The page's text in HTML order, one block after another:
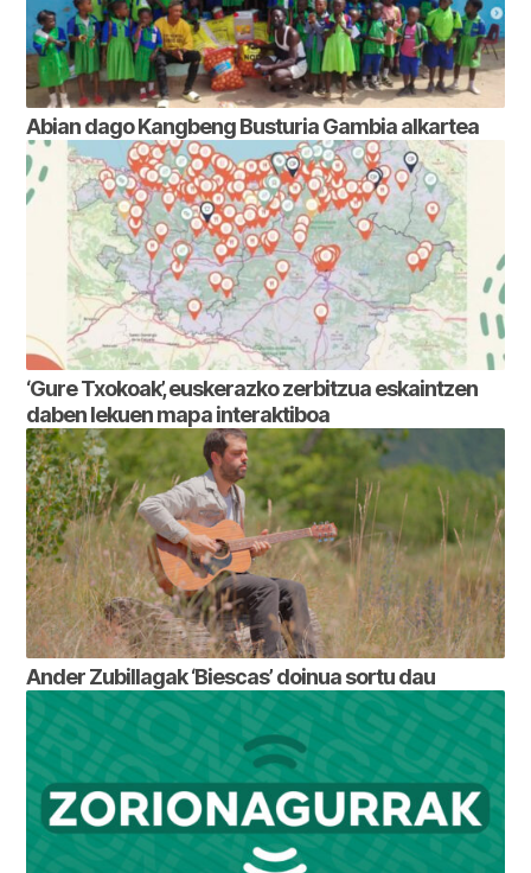
Abian dago Kangbeng Busturia Gambia alkartea
‘Gure Txokoak’, euskerazko zerbitzua eskaintzen
daben lekuen mapa interaktiboa
Ander Zubillagak ‘Biescas’ doinua sortu dau